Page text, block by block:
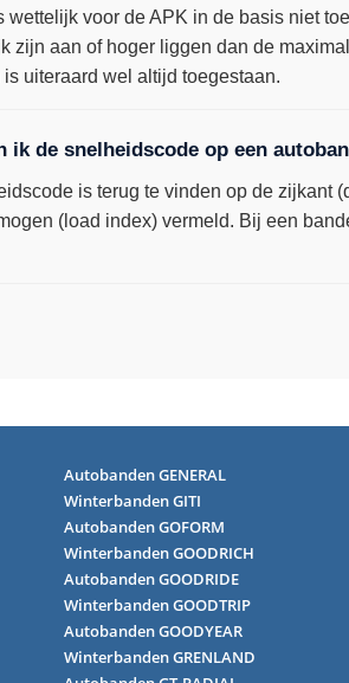
wettelijk voor de APK in de basis niet
zijn aan of hoger liggen dan de
is uiteraard wel altijd toegestaan.
ik de snelheidscode op een
is terug te vinden op de zijkant
(load index) vermeld. Bij een
Autobanden GENERAL
Winterbanden GITI
Autobanden GOFORM
Winterbanden GOODRICH
Autobanden GOODRIDE
Winterbanden GOODTRIP
Autobanden GOODYEAR
Winterbanden GRENLAND